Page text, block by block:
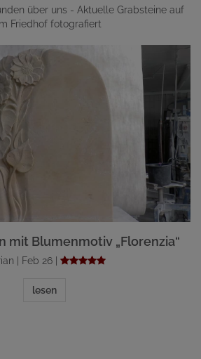
über uns - Aktuelle Grabsteine auf
Friedhof fotografiert
mit Blumenmotiv „Florenzia“
| Feb 26 |
lesen